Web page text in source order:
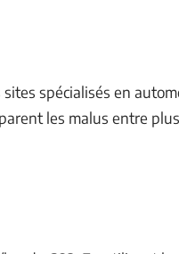
spécialisés en
les malus entre